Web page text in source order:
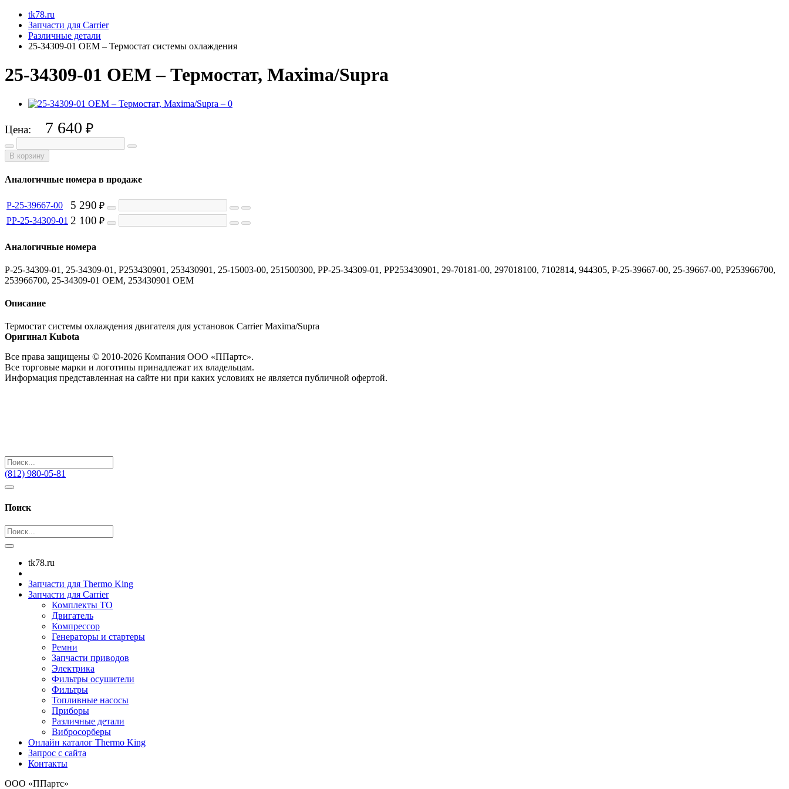
tk78.ru
Запчасти для Carrier
Различные детали
25-34309-01 OEM – Термостат системы охлаждения
25-34309-01 OEM – Термостат, Maxima/Supra
Цена: 7 640 ₽
В корзину
Аналогичные номера в продаже
P-25-39667-00 5 290 ₽
PP-25-34309-01 2 100 ₽
Аналогичные номера
P-25-34309-01, 25-34309-01, P253430901, 253430901, 25-15003-00, 251500300, PP-25-34309-01, PP253430901, 29-70181-00, 297018100, 7102814, 944305, P-25-39667-00, 25-39667-00, P253966700,
253966700, 25-34309-01 OEM, 253430901 OEM
Описание
Термостат системы охлаждения двигателя для установок Carrier Maxima/Supra
Оригинал Kubota
Все права защищены © 2010-2026 Компания ООО «ППартс».
Все торговые марки и логотипы принадлежат их владельцам.
Информация представленная на сайте ни при каких условиях не является публичной офертой.
(812) 980-05-81
Поиск
tk78.ru
Запчасти для Thermo King
Запчасти для Carrier
Комплекты ТО
Двигатель
Компрессор
Генераторы и стартеры
Ремни
Запчасти приводов
Электрика
Фильтры осушители
Фильтры
Топливные насосы
Приборы
Различные детали
Вибросорберы
Онлайн каталог Thermo King
Запрос с сайта
Контакты
ООО «ППартс»